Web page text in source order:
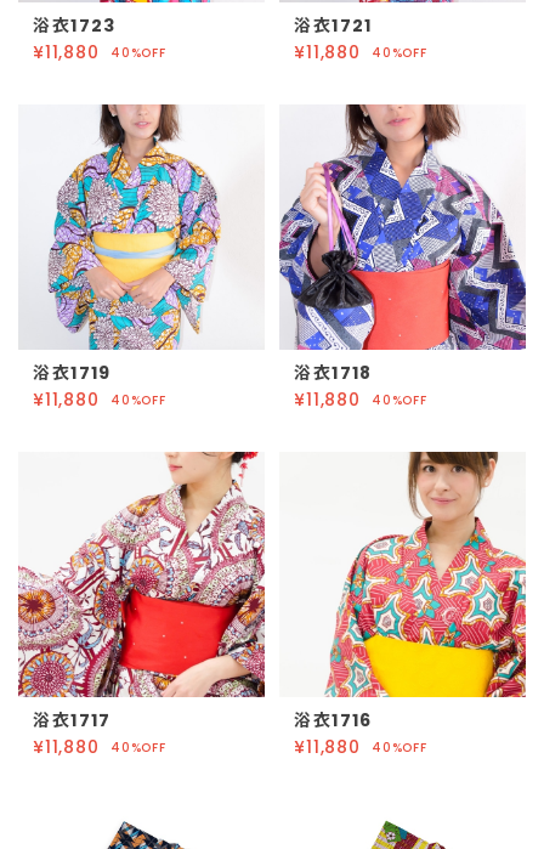
浴衣1723
¥11,880
40%OFF
浴衣1721
¥11,880
40%OFF
浴衣1719
¥11,880
40%OFF
浴衣1718
¥11,880
40%OFF
浴衣1717
¥11,880
40%OFF
浴衣1716
¥11,880
40%OFF